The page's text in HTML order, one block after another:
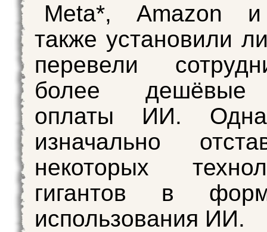
Meta*, Amazon
также установили
перевели
более дешёвые
оплаты ИИ.
изначально
некоторых
гигантов в
использования ИИ.